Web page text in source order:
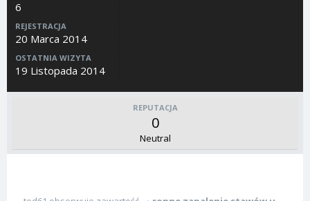
6
REJESTRACJA
20 Marca 2014
OSTATNIA WIZYTA
19 Listopada 2014
REPUTACJA
0
Neutral